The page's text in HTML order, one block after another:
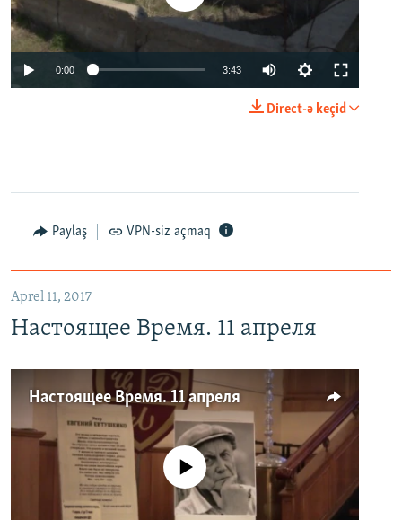
0:00 3:43
Direct-ə keçid
Paylaş VPN-siz açmaq
Aprel 11, 2017
Настоящее Время. 11 апреля
Настоящее Время. 11 апреля
No media source currently available